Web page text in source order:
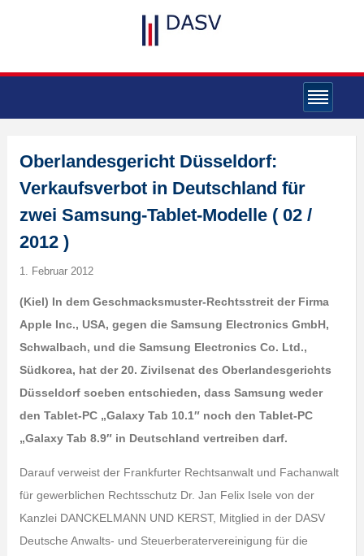
Oberlandesgericht Düsseldorf:
Verkaufsverbot in Deutschland für
zwei Samsung-Tablet-Modelle ( 02 /
2012 )
1. Februar 2012
(Kiel) In dem Geschmacksmuster-Rechtsstreit der Firma
Apple Inc., USA, gegen die Samsung Electronics GmbH,
Schwalbach, und die Samsung Electronics Co. Ltd.,
Südkorea, hat der 20. Zivilsenat des Oberlandesgerichts
Düsseldorf soeben entschieden, dass Samsung weder
den Tablet-PC „Galaxy Tab 10.1″ noch den Tablet-PC
„Galaxy Tab 8.9″ in Deutschland vertreiben darf.
Darauf verweist der Frankfurter Rechtsanwalt und Fachanwalt
für gewerblichen Rechtsschutz Dr. Jan Felix Isele von der
Kanzlei DANCKELMANN UND KERST, Mitglied in der DASV
Deutsche Anwalts- und Steuerberatervereinigung für die